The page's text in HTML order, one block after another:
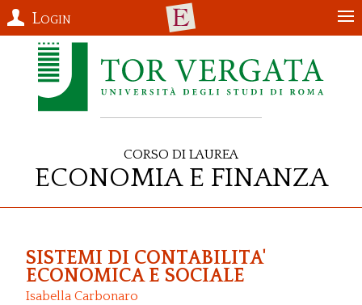
Login
Corso di Laurea
Economia e Finanza
SISTEMI DI CONTABILITA'
ECONOMICA E SOCIALE
Isabella Carbonaro